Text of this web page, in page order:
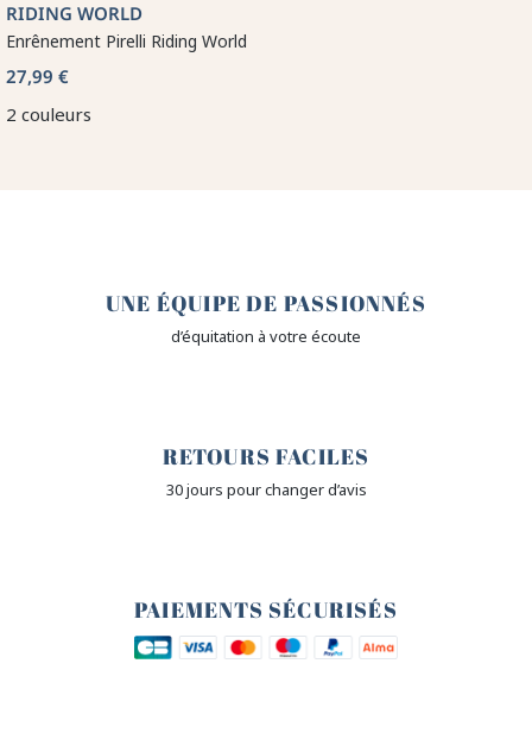
RIDING WORLD
Enrênement Pirelli Riding World
27,99 €
2 couleurs
UNE ÉQUIPE DE PASSIONNÉS
d’équitation à votre écoute
RETOURS FACILES
30 jours pour changer d’avis
PAIEMENTS SÉCURISÉS